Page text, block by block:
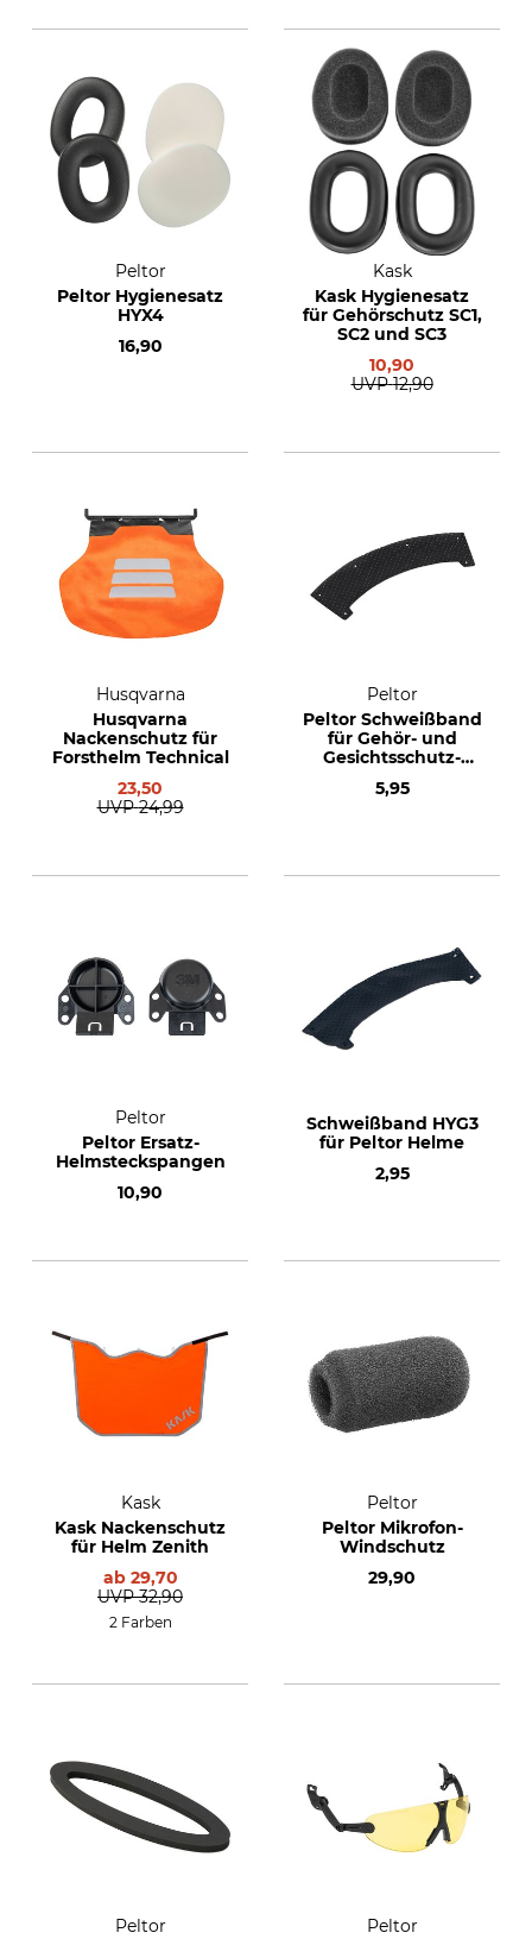
Peltor
Peltor Hygienesatz
HYX4
16,90
Kask
Kask Hygienesatz
für Gehörschutz SC1,
SC2 und SC3
10,90
UVP 12,90
Husqvarna
Husqvarna
Nackenschutz für
Forsthelm Technical
23,50
UVP 24,99
Peltor
Peltor Schweißband
für Gehör- und
Gesichtsschutz-
5,95
Peltor
Peltor Ersatz-
Helmsteckspangen
10,90
Schweißband HYG3
für Peltor Helme
2,95
Kask
Kask Nackenschutz
für Helm Zenith
ab 29,70
UVP 32,90
2 Farben
Peltor
Peltor Mikrofon-
Windschutz
29,90
Peltor
Peltor